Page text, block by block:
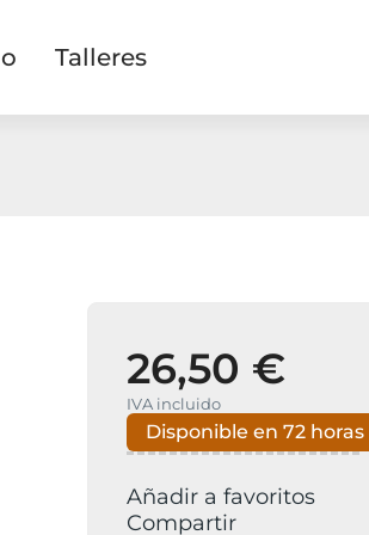
Talleres
26,50 €
IVA incluido
Disponible en 72 horas
Añadir a favoritos
Compartir